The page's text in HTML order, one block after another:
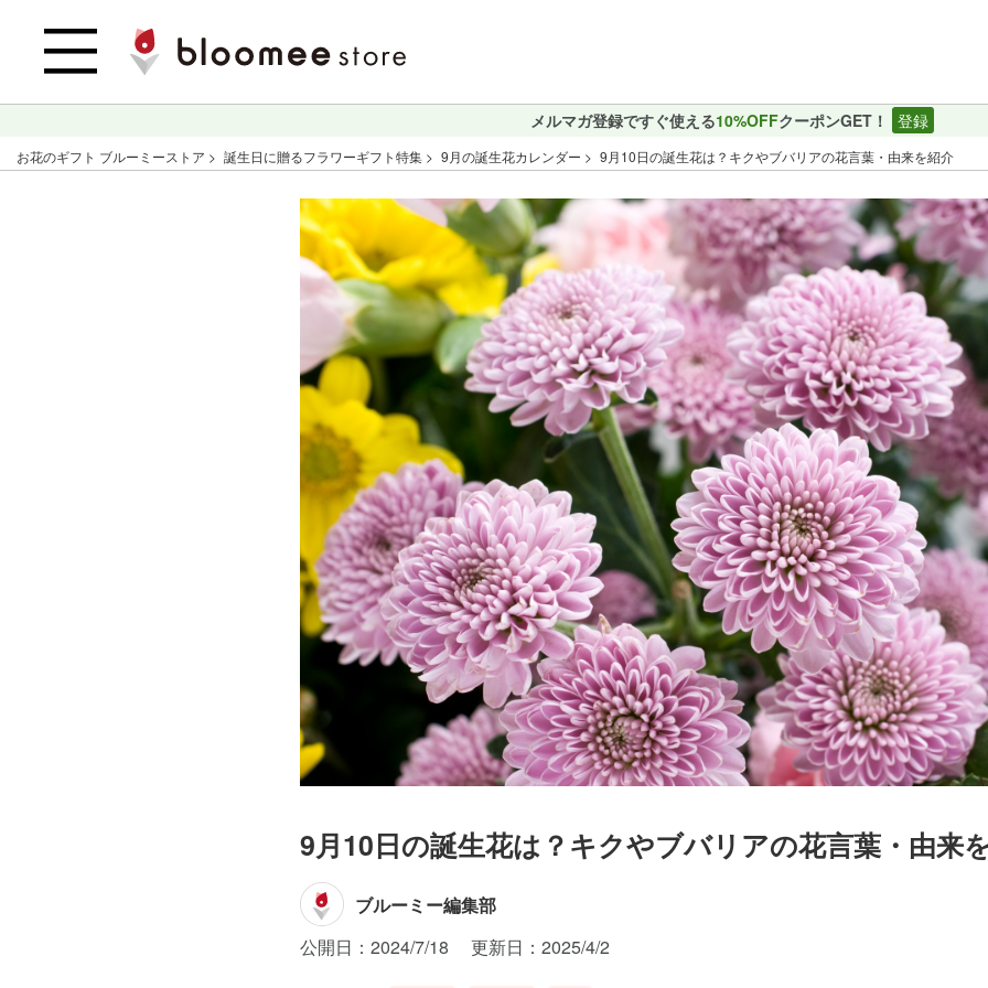
メルマガ登録ですぐ使える10%OFFクーポンGET！ 登録
お花のギフト ブルーミーストア 誕生日に贈るフラワーギフト特集 9月の誕生花カレンダー 9月10日の誕生花は？キクやブバリアの花言葉・由来を紹介
9月10日の誕生花は？キクやブバリアの花言葉・由来
ブルーミー編集部
公開日：2024/7/18
更新日：2025/4/2